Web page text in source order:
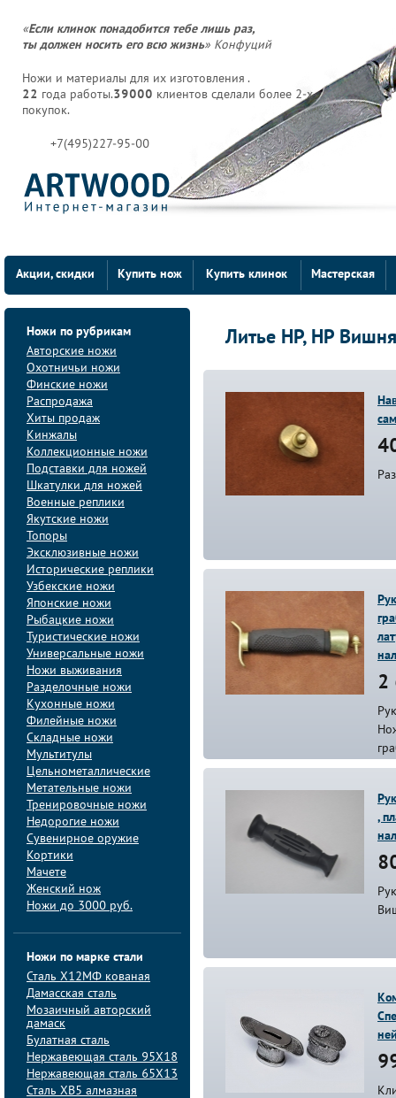
«Если клинок понадобится тебе лишь раз,
ты должен носить его всю жизнь» Конфуций
Ножи и материалы для их изготовления .
22 года работы.39000 клиентов сделали более 2-х
покупок.
+7(495)227-95-00
Акции, скидки Купить нож Купить клинок Мастерская
Ножи по рубрикам
Авторские ножи
Охотничьи ножи
Финские ножи
Распродажа
Хиты продаж
Кинжалы
Коллекционные ножи
Подставки для ножей
Шкатулки для ножей
Военные реплики
Якутские ножи
Топоры
Эксклюзивные ножи
Исторические реплики
Узбекские ножи
Японские ножи
Рыбацкие ножи
Туристические ножи
Универсальные ножи
Ножи выживания
Разделочные ножи
Кухонные ножи
Филейные ножи
Складные ножи
Мультитулы
Цельнометаллические
Метательные ножи
Тренировочные ножи
Недорогие ножи
Сувенирное оружие
Кортики
Мачете
Женский нож
Ножи до 3000 руб.
Ножи по марке стали
Сталь Х12МФ кованая
Дамасская сталь
Мозаичный авторский
дамаск
Булатная сталь
Нержавеющая сталь 95Х18
Нержавеющая сталь 65Х13
Сталь ХВ5 алмазная
Литье НР, НР Вишня
2
,